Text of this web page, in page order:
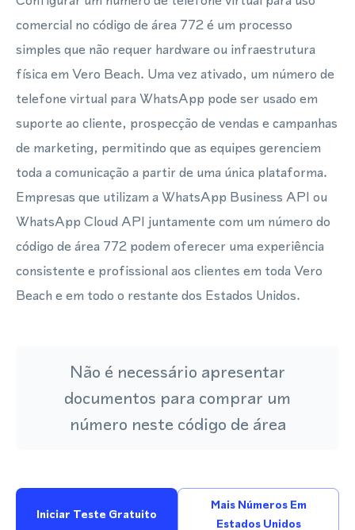
comercial no código de área 772 é um processo
simples que não requer hardware ou infraestrutura
física em Vero Beach. Uma vez ativado, um número de
telefone virtual para WhatsApp pode ser usado em
suporte ao cliente, prospecção de vendas e campanhas
de marketing, permitindo que as equipes gerenciem
toda a comunicação a partir de uma única plataforma.
Empresas que utilizam a WhatsApp Business API ou
WhatsApp Cloud API juntamente com um número do
código de área 772 podem oferecer uma experiência
consistente e profissional aos clientes em toda Vero
Beach e em todo o restante dos Estados Unidos.
Não é necessário apresentar
documentos para comprar um
número neste código de área
Iniciar Teste Gratuito
Mais Números Em
Estados Unidos